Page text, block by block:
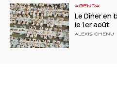
AGENDA
Le Dîner en
le 1er août
ALEXIS CHENU